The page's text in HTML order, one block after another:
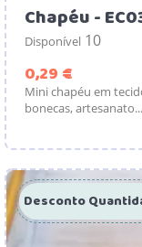
Chapéu -
Disponível 10
0,29 €
Mini chapéu em
bonecas, artesanato...
Desconto